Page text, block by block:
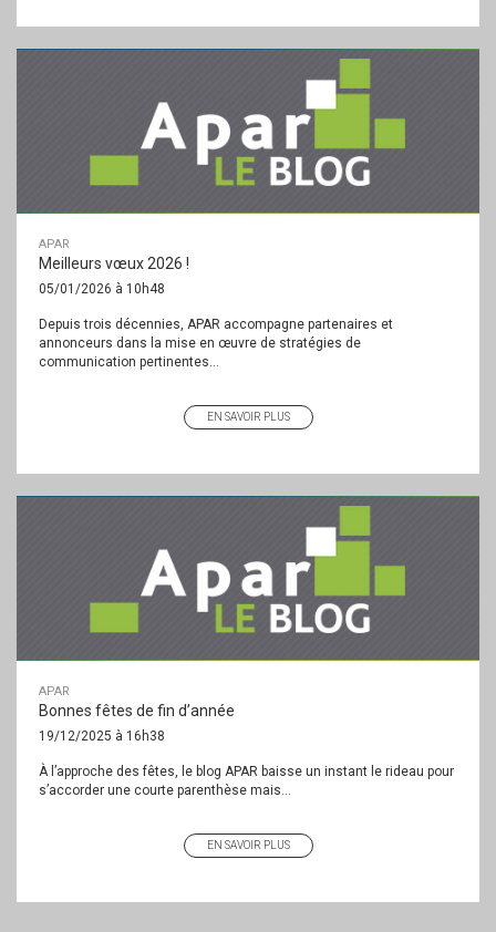
APAR
Meilleurs vœux 2026 !
05/01/2026 à 10h48
Depuis trois décennies, APAR accompagne partenaires et
annonceurs dans la mise en œuvre de stratégies de
communication pertinentes...
EN SAVOIR PLUS
APAR
Bonnes fêtes de fin d’année
19/12/2025 à 16h38
À l’approche des fêtes, le blog APAR baisse un instant le rideau pour
s’accorder une courte parenthèse mais...
EN SAVOIR PLUS